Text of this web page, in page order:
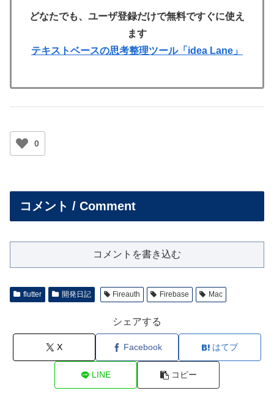
どなたでも、ユーザ登録だけで無料ですぐに使え
ます
テキストベースの思考整理ツール「idea Lane」
0
コメント / Comment
コメントを書き込む
flutter 開発日記 Fireauth Firebase Mac
シェアする
X Facebook はてブ
LINE コピー